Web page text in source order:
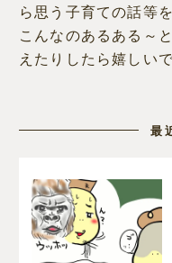
ら思う子育ての話等
こんなのあるある～
えたりしたら嬉しいで
最